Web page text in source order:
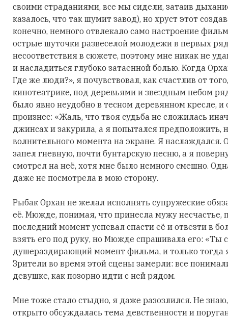
своими страданиями, все мы сидели, затаив
казалось, что так шумит завод), но хруст этот
конечно, немного отвлекало само настроение
острые шуточки развеселой молодежи в первых
несоответствия в сюжете, поэтому мне никак не
и насладиться глубоко затаенной болью. Когда
Где же люди?», я почувствовал, как счастлив от
кинотеатрике, под деревьями и звездным небом
было явно неудобно в тесном деревянном кресле,
произнес: «Жаль, что твоя судьба не сложилась
джинсах и закурила, а я попытался предположить,
волнительного момента на экране. Я
запел гневную, почти бунтарскую песню, а я
смотрел на неё, хотя мне было немного смешно.
даже не посмотрела в мою сторону.
Рыбак Орхан не желал исполнять супружеские
её. Мюжде, понимая, что принесла мужу несчастье,
последний момент успевал спасти её и отвезти в
взять его под руку, но Мюжде спрашивала его: «Ты
душераздирающий момент фильма, и только тогда
Зрители во время этой сцены замерли: все
девушке, как позорно идти с ней рядом.
Мне тоже стало стыдно, я даже разозлился. Не
открыто обсуждалась тема девственности и